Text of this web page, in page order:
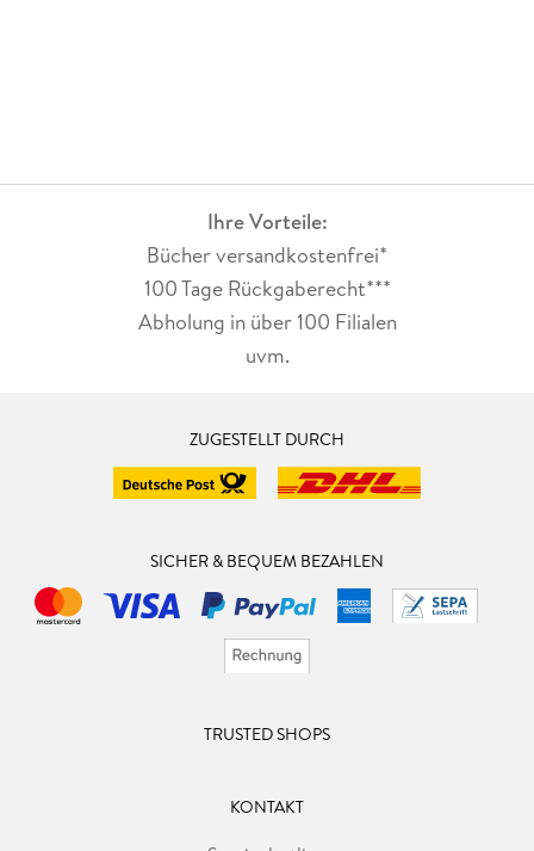
Ihre Vorteile:
Bücher versandkostenfrei*
100 Tage Rückgaberecht***
Abholung in über 100 Filialen
uvm.
ZUGESTELLT DURCH
SICHER & BEQUEM BEZAHLEN
TRUSTED SHOPS
KONTAKT